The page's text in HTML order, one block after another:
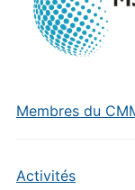
Membres du
Activités